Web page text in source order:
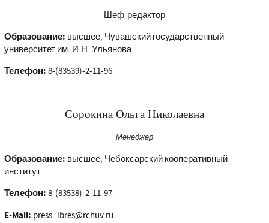
Шеф-редактор
Образование: высшее, Чувашский государственный
университет им. И.Н. Ульянова
Телефон: 8-(83539)-2-11-96
Сорокина Ольга Николаевна
Менеджер
Образование: высшее, Чебоксарский кооперативный
институт
Телефон: 8-(83538)-2-11-97
E-Mail: press_ibres@rchuv.ru